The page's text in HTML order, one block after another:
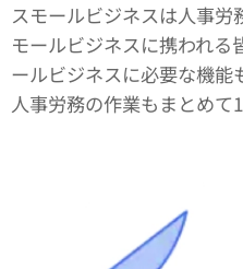
スモールビジネスは人事
モールビジネスに携われる
ールビジネスに必要な機能
人事労務の作業もまとめて